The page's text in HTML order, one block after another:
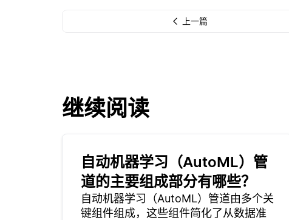
上一篇
继续阅读
自动机器学习（AutoML）管
道的主要组成部分有哪些？
自动机器学习（AutoML）管道由多个关
键组件组成，这些组件简化了从数据准